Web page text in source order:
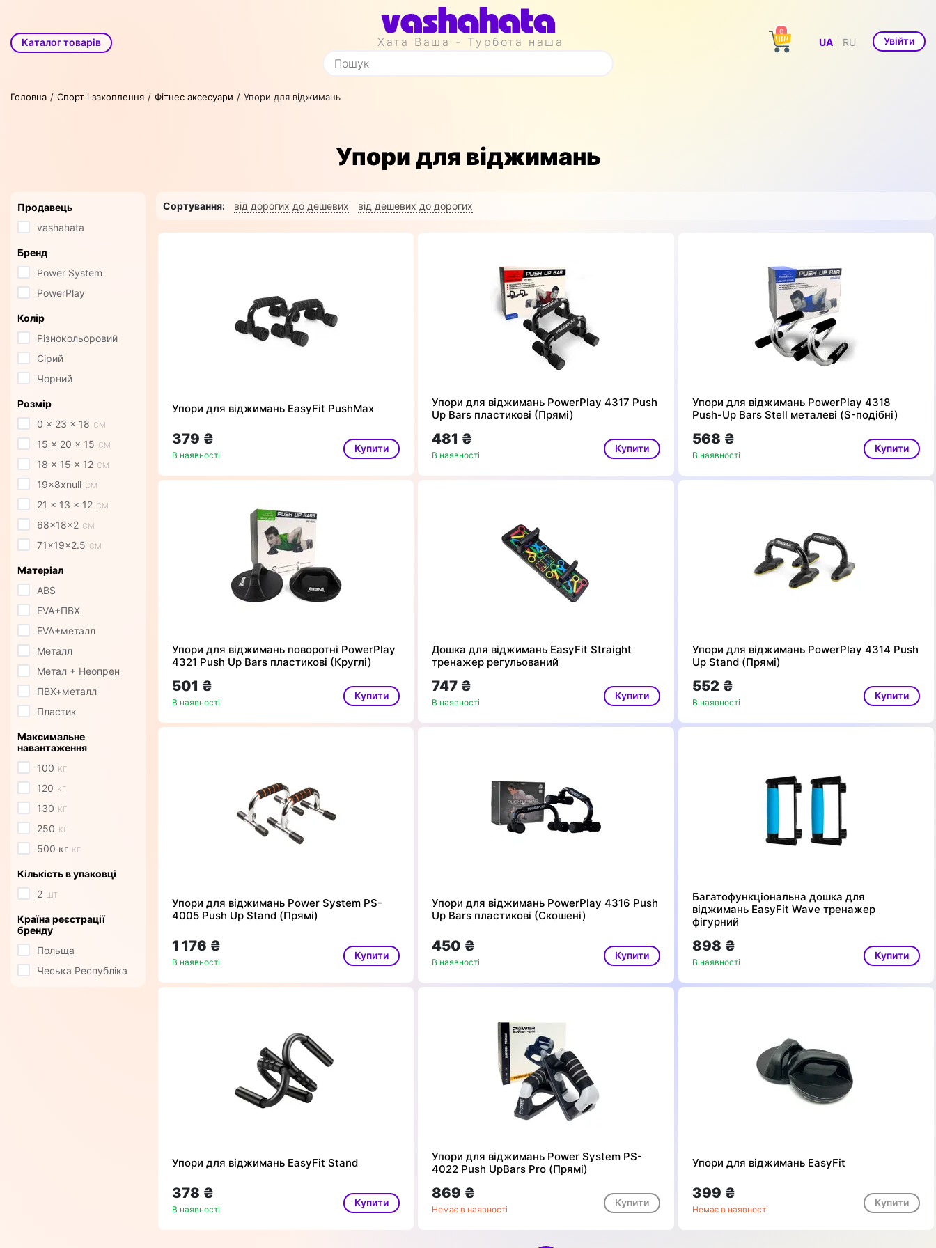
Каталог товарів Хата Ваша - Турбота наша
0
UA RU Увійти
Головна Спорт і захоплення Фітнес аксесуари Упори для віджимань
Упори для віджимань
Продавець
vashahata
Бренд
Power System
PowerPlay
Колір
Різнокольоровий
Сірий
Чорний
Розмір
0 x 23 x 18 см
15 x 20 x 15 см
18 x 15 x 12 см
19x8xnull см
21 x 13 x 12 см
68x18x2 см
71x19x2.5 см
Матеріал
ABS
EVA+ПВХ
EVA+металл
Металл
Метал + Неопрен
ПВХ+металл
Пластик
Максимальне
навантаження
100 кг
120 кг
130 кг
250 кг
500 кг кг
Кількість в упаковці
2 шт
Країна реєстрації
бренду
Польща
Чеська Республіка
Сортування: від дорогих до дешевих від дешевих до дорогих
Упори для віджимань EasyFit PushMax
379 ₴
В наявності
Купити
Упори для віджимань PowerPlay 4317 Push
Up Bars пластикові (Прямі)
481 ₴
В наявності
Купити
Упори для віджимань PowerPlay 4318
Push-Up Bars Stell металеві (S-подібні)
568 ₴
В наявності
Купити
Упори для віджимань поворотні PowerPlay
4321 Push Up Bars пластикові (Круглі)
501 ₴
В наявності
Купити
Дошка для віджимань EasyFit Straight
тренажер регульований
747 ₴
В наявності
Купити
Упори для віджимань PowerPlay 4314 Push
Up Stand (Прямі)
552 ₴
В наявності
Купити
Упори для віджимань Power System PS-
4005 Push Up Stand (Прямі)
1 176 ₴
В наявності
Купити
Упори для віджимань PowerPlay 4316 Push
Up Bars пластикові (Скошені)
450 ₴
В наявності
Купити
Багатофункціональна дошка для
віджимань EasyFit Wave тренажер
фігурний
898 ₴
В наявності
Купити
Упори для віджимань EasyFit Stand
378 ₴
В наявності
Купити
Упори для віджимань Power System PS-
4022 Push UpBars Pro (Прямі)
869 ₴
Немає в наявності
Купити
Упори для віджимань EasyFit
399 ₴
Немає в наявності
Купити